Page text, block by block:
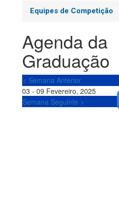
Equipes de Competição
Agenda da
Graduação
< Semana Anterior
03 - 09 Fevereiro, 2025
Semana Seguinte >